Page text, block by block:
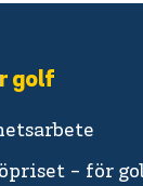
golf
- för